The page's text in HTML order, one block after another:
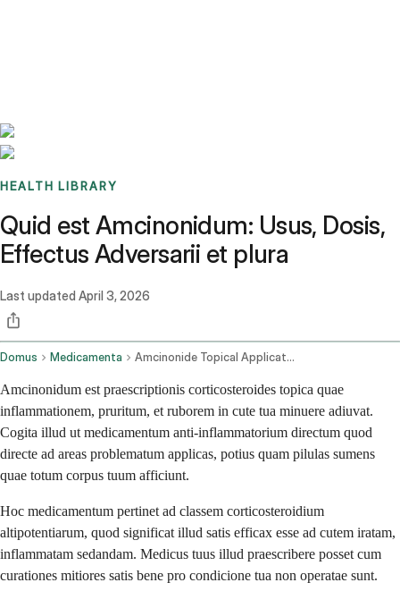
HEALTH LIBRARY
Quid est Amcinonidum: Usus, Dosis,
Effectus Adversarii et plura
Last updated April 3, 2026
Domus Medicamenta Amcinonide Topical Application Route
Amcinonidum est praescriptionis corticosteroides topica quae
inflammationem, pruritum, et ruborem in cute tua minuere adiuvat.
Cogita illud ut medicamentum anti-inflammatorium directum quod
directe ad areas problematum applicas, potius quam pilulas sumens
quae totum corpus tuum afficiunt.
Hoc medicamentum pertinet ad classem corticosteroidium
altipotentiarum, quod significat illud satis efficax esse ad cutem iratam,
inflammatam sedandam. Medicus tuus illud praescribere posset cum
curationes mitiores satis bene pro condicione tua non operatae sunt.